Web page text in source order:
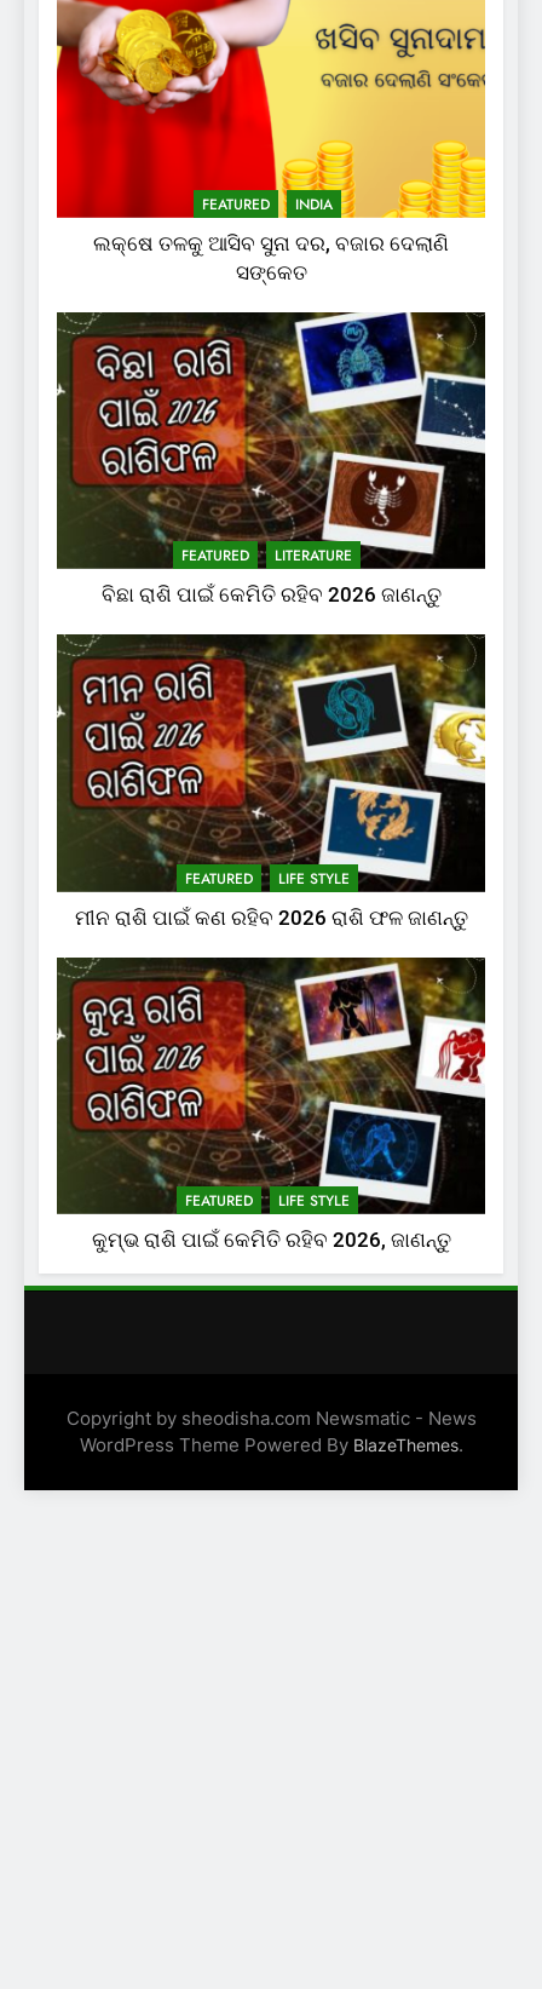
FEATURED INDIA
ଲକ୍ଷେ ତଳକୁ ଆସିବ ସୁନା ଦର, ବଜାର ଦେଲାଣି
ସଙ୍କେତ
FEATURED LITERATURE
ବିଛା ରାଶି ପାଇଁ କେମିତି ରହିବ 2026 ଜାଣନ୍ତୁ
FEATURED LIFE STYLE
ମୀନ ରାଶି ପାଇଁ କଣ ରହିବ 2026 ରାଶି ଫଳ ଜାଣନ୍ତୁ
FEATURED LIFE STYLE
କୁମ୍ଭ ରାଶି ପାଇଁ କେମିତି ରହିବ 2026, ଜାଣନ୍ତୁ
Copyright by sheodisha.com Newsmatic - News
WordPress Theme Powered By BlazeThemes.